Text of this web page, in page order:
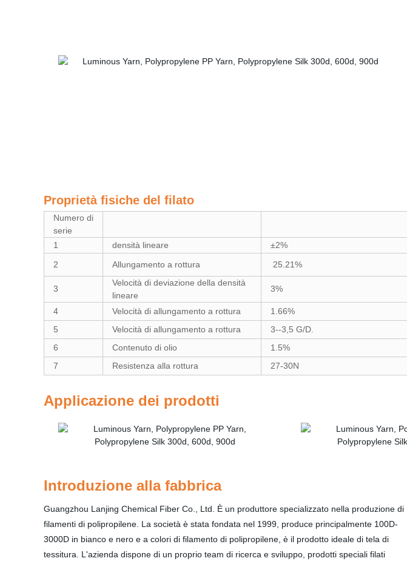
Proprietà fisiche del filato
Numero di
serie
1
densità lineare
±2%
2
Allungamento a rottura 25.21%
3
Velocità di deviazione della densità
lineare
3%
4 Velocità di allungamento a rottura
1.66%
5
Velocità di allungamento a rottura
3--3,5 G/D.
6
Contenuto di olio
1.5%
7
Resistenza alla rottura 27-30N
Applicazione dei prodotti
Introduzione alla fabbrica
Guangzhou Lanjing Chemical Fiber Co., Ltd. È un produttore specializzato nella produzione di
filamenti di polipropilene. La società è stata fondata nel 1999, produce principalmente 100D-
3000D in bianco e nero e a colori di filamento di polipropilene, è il prodotto ideale di tela di
tessitura. L'azienda dispone di un proprio team di ricerca e sviluppo, prodotti speciali filati